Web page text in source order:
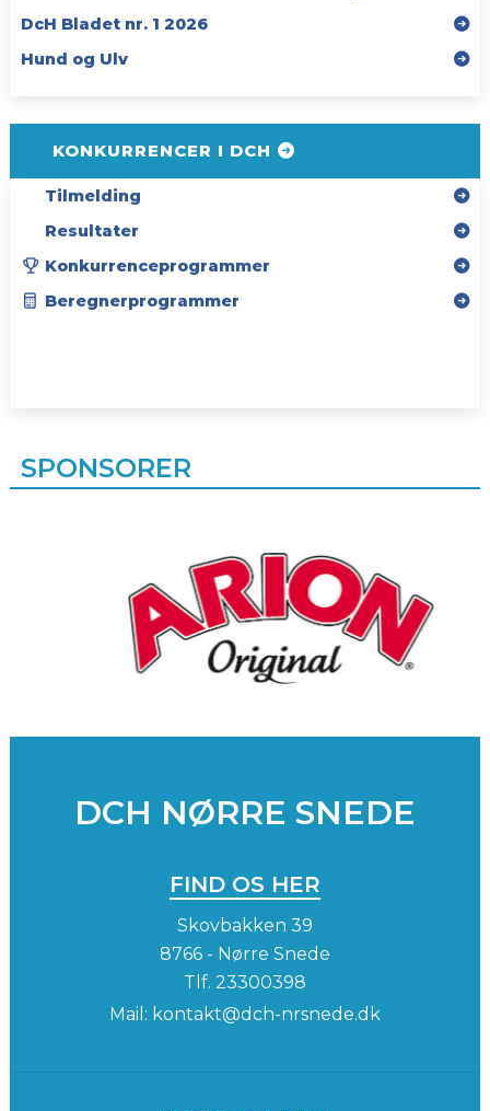
DcH Bladet nr. 1 2026
Hund og Ulv
KONKURRENCER I DCH
Tilmelding
Resultater
Konkurrenceprogrammer
Beregnerprogrammer
SPONSORER
DCH NØRRE SNEDE
FIND OS HER
Skovbakken 39
8766 - Nørre Snede
Tlf. 23300398
Mail: kontakt@dch-nrsnede.dk